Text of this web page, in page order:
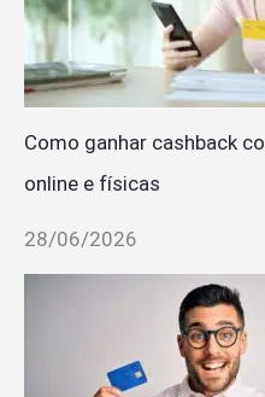
Como ganhar cashback
online e físicas
28/06/2026